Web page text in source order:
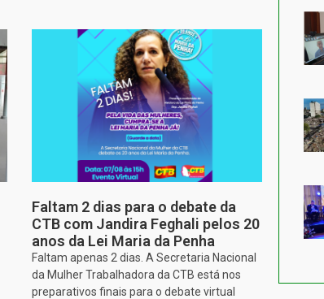
Faltam 2 dias para o debate da
CTB com Jandira Feghali pelos 20
anos da Lei Maria da Penha
Faltam apenas 2 dias. A Secretaria Nacional
da Mulher Trabalhadora da CTB está nos
preparativos finais para o debate virtual